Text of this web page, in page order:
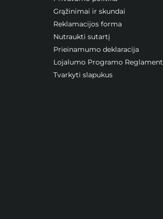
Grąžinimai ir skundai
Reklamacijos forma
Nutraukti sutartį
Prieinamumo deklaracija
Lojalumo Programo
Tvarkyti slapukus